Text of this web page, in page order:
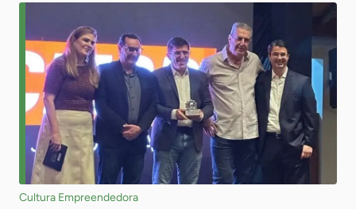
Cultura Empreendedora